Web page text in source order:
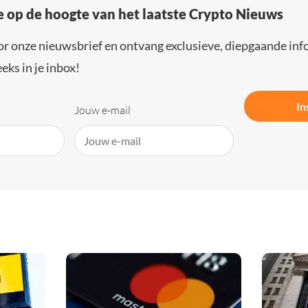
op de hoogte van het laatste Crypto Nieuws
onze nieuwsbrief en ontvang exclusieve, diepgaande
in je inbox!
Jouw e-mail